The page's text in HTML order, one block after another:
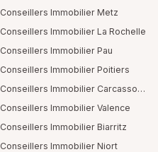
Conseillers Immobilier Metz
Conseillers Immobilier La Rochelle
Conseillers Immobilier Pau
Conseillers Immobilier Poitiers
Conseillers Immobilier Carcassonne
Conseillers Immobilier Valence
Conseillers Immobilier Biarritz
Conseillers Immobilier Niort